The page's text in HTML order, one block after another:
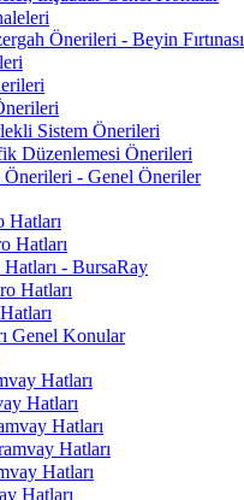
Önerileri - Beyin Fırtınası
Sistem Önerileri
Düzenlemesi Önerileri
- Genel Öneriler
Hatları
- BursaRay
Hatları
Genel Konular
Hatları
Hatları
Hatları
Hatları
Hatları
Hatları